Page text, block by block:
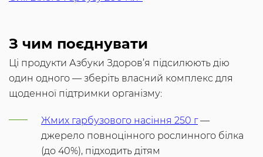
З чим поєднувати
Ці продукти Азбуки Здоров’я підсилюють дію
один одного — зберіть власний комплекс для
щоденної підтримки організму:
Жмих гарбузового насіння 250 г—
джерело повноцінного рослинного білка
(до 40%), підходить дітям